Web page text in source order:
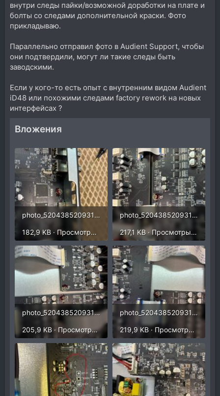
внутри следы пайки/возможной доработки на плате и
болты со следами дополнительной краски. Фото
прикладываю.
Параллельно отправил фото в Audient Support, чтобы
они подтвердили, могут ли такие следы быть
заводскими.
Если у кого-то есть опыт с внутренним видом Audient
iD48 или похожими следами factory rework на новых
интерфейсах ?
Вложения
photo_5204385209313334106_y.jpg
182,9 KB · Просмотры: 93
photo_5204385209313334105_y.jpg
217,1 KB · Просмотры: 81
photo_5204385209313334104_y.jpg
205,9 KB · Просмотры: 98
photo_5204385209313334103_y.jpg
219,9 KB · Просмотры: 97